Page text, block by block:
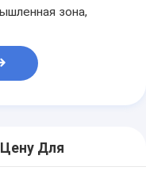
зона,
Для